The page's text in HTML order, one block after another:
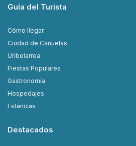
Guía del Turista
Cómo llegar
Ciudad de Cañuelas
Uribelarrea
Fiestas Populares
Gastronomía
Hospedajes
Estancias
Destacados